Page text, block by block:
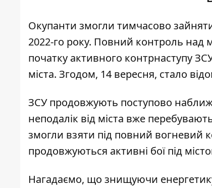
Окупанти змогли тимчасово
2022-го року. Повний контроль над
початку активного контрнаступу
міста. Згодом, 14 вересня, стало
ЗСУ продовжують поступово
неподалік від міста вже
змогли взяти під повний вогневий
продовжуються активні бої під
Нагадаємо, що знищуючи